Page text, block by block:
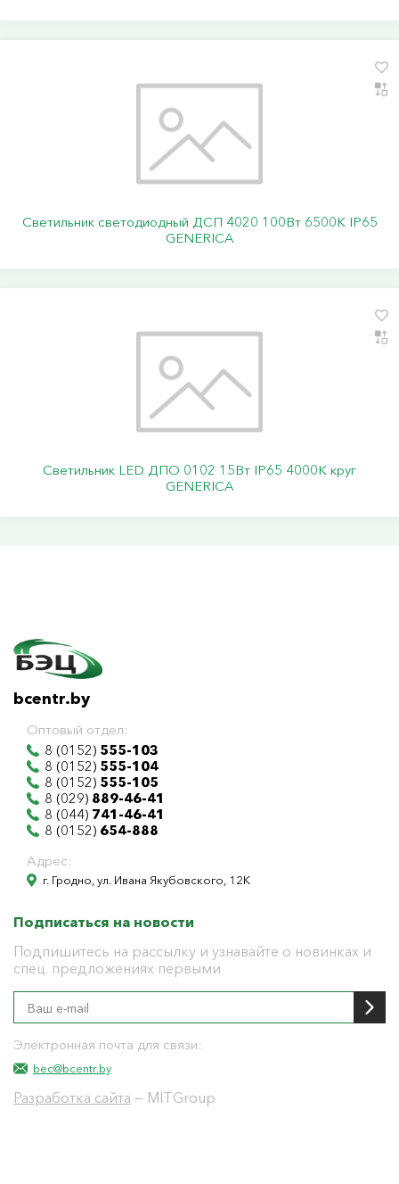
Светильник светодиодный ДСП 4020 100Вт 6500К IP65
GENERICA
Светильник LED ДПО 0102 15Вт IP65 4000К круг
GENERICA
bcentr.by
Оптовый отдел:
8 (0152) 555-103
8 (0152) 555-104
8 (0152) 555-105
8 (029) 889-46-41
8 (044) 741-46-41
8 (0152) 654-888
Адрес:
г. Гродно, ул. Ивана Якубовского, 12К
Подписаться на новости
Подпишитесь на рассылку и узнавайте о новинках и
спец. предложениях первыми
Электронная почта для связи:
bec@bcentr.by
Разработка сайта — MITGroup